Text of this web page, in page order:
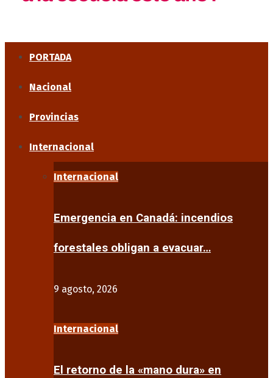
PORTADA
Nacional
Provincias
Internacional
Internacional
Emergencia en Canadá: incendios
forestales obligan a evacuar…
9 agosto, 2026
Internacional
El retorno de la «mano dura» en